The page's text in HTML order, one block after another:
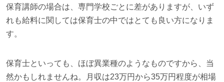
保育講師の場合は、専門学校ごとに差がありますが、いず
れも給料に関しては保育士の中ではとても良い方になりま
す。
保育士といっても、ほぼ異業種のようなものですから、当
然かもしれませんね。月収は23万円から35万円程度が相場